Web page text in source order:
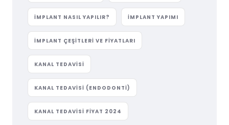
IMPLANT NASIL YAPILIR? IMPLANT YAPIMI
IMPLANT ÇEŞITLERI VE FIYATLARI
KANAL TEDAVISI
KANAL TEDAVISI (ENDODONTI)
KANAL TEDAVISI FIYAT 2024